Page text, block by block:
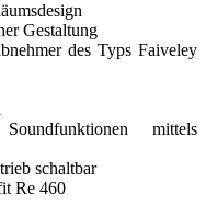
Gestaltung
des Typs Faiveley
mittels
schaltbar
Re 460